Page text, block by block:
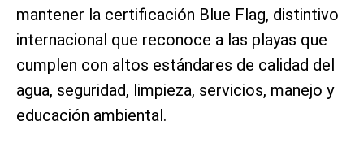
mantener la certificación Blue Flag, distintivo
internacional que reconoce a las playas que
cumplen con altos estándares de calidad del
agua, seguridad, limpieza, servicios, manejo y
educación ambiental.